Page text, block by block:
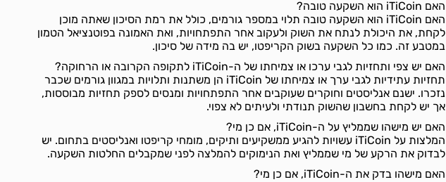
האם iTiCoin הוא השקעה טובה?
האם iTiCoin הוא השקעה טובה תלוי במספר גורמים, כולל את רמת הסיכון שאתה מוכן
לקחת, את היכולת לנתח את השוק ולעקוב אחר התפתחויות, ואת האמונה בפוטנציאל הטמון
במטבע זה. כמו כל השקעה בשוק הקריפטו, יש בה מידה של סיכון.
האם יש צפי ותחזיות לגבי ערכו או צמיחתו של ה-iTiCoin לתקופה הקרובה או הרחוקה?
תחזיות עתידיות לגבי ערך או צמיחתו של iTiCoin הן משתנות ותלויות במגוון גורמים שכבר
נזכרו. ישנם אנליסטים וחוקרים שעוקבים אחר התפתחויות ומנסים לספק תחזיות מבוססות,
אך יש לקחת בחשבון שהשוק תנודתי ולעיתים לא צפוי.
האם יש מישהו שממליץ על ה-iTiCoin, אם כן מי?
המלצות על iTiCoin עשויות להגיע ממשקיעים ותיקים, מומחי קריפטו ואנליסטים בתחום. יש
לבדוק את הרקע של מי שממליץ ואת הנימוקים להמלצה לפני שמקבלים החלטות השקעה.
האם מישהו בדק את ה-iTiCoin, אם כן מי?